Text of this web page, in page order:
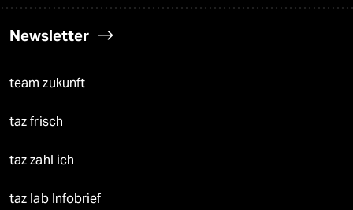
Newsletter
team zukunft
taz frisch
taz zahl ich
taz lab Infobrief